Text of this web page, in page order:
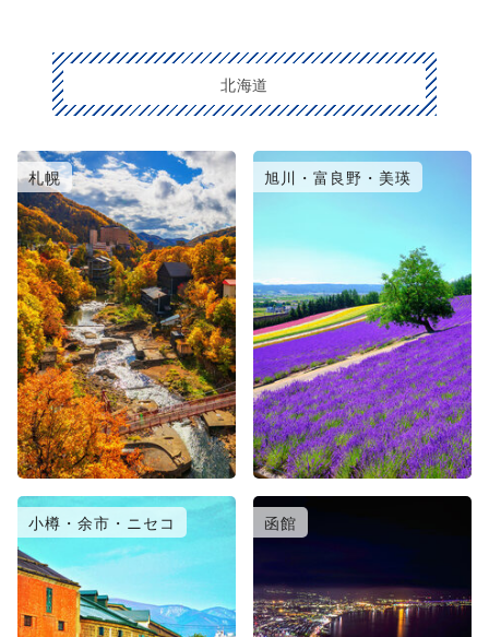
北海道
札幌 旭川・富良野・美瑛
小樽・余市・ニセコ 函館